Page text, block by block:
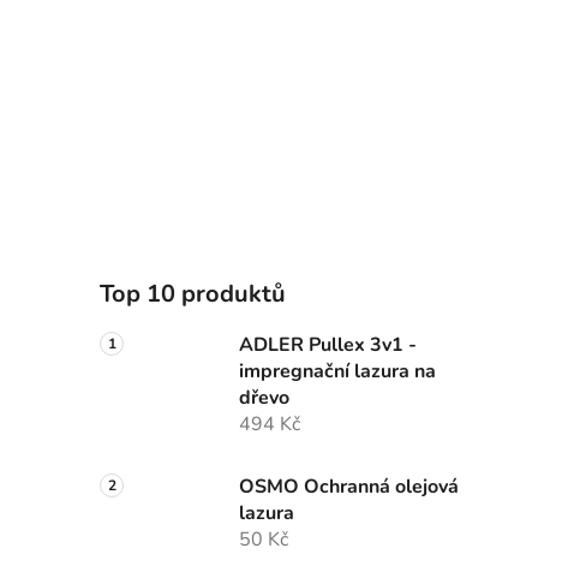
Top 10 produktů
ADLER Pullex 3v1 -
impregnační lazura na
dřevo
494 Kč
OSMO Ochranná olejová
lazura
50 Kč